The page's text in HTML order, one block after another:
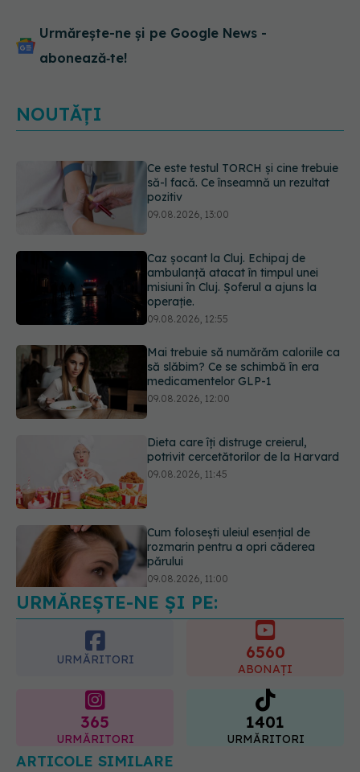
Urmărește-ne și pe Google News -
abonează‑te!
NOUTĂȚI
Caz șocant la Cluj. Echipaj de
ambulanță atacat în timpul unei
misiuni în Cluj. Șoferul a ajuns la
operație.
Mai trebuie să numărăm caloriile ca
să slăbim? Ce se schimbă în era
medicamentelor GLP-1
09.08.2026, 12:00
Dieta care îți distruge creierul,
potrivit cercetătorilor de la Harvard
09.08.2026, 11:45
Cum folosești uleiul esențial de
rozmarin pentru a opri căderea
părului
Ce este testul TORCH și cine trebuie
să-l facă. Ce înseamnă un rezultat
pozitiv
09.08.2026, 13:00
URMĂREȘTE-NE ȘI PE:
URMĂRITORI 6560
ABONAȚI
365
URMĂRITORI
1401
URMĂRITORI
ARTICOLE SIMILARE